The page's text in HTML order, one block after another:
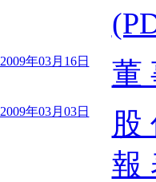
2009年03月16日 董
2009年03月03日
股
報